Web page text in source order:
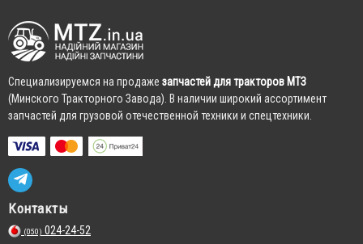
Cпециализируемся на продаже запчастей для тракторов МТЗ
(Минского Тракторного Завода). В наличии широкий ассортимент
запчастей для грузовой отечественной техники и спецтехники.
Контакты
(050) 024-24-52